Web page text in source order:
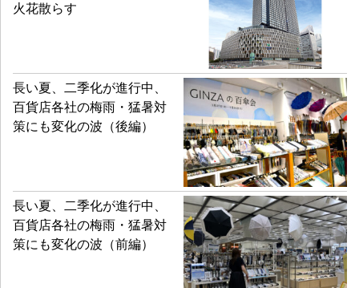
火花散らす
長い夏、二季化が進行中、
百貨店各社の梅雨・猛暑対
策にも変化の波（後編）
長い夏、二季化が進行中、
百貨店各社の梅雨・猛暑対
策にも変化の波（前編）